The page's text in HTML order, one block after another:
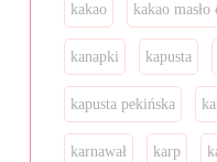
kakao kakao masło
kanapki kapusta
kapusta pekińska
karnawał karp